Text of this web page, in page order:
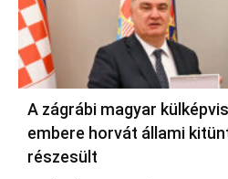
A zágrábi magyar
embere horvát állami
részesült